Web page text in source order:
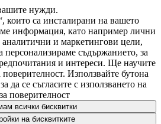
нужди.
които са инсталирани на вашето
информация, като например лични
и маркетингови цели,
персонализираме съдържанието, за
и интереси. Ще научите
Използвайте бутона
да се съгласите с използването на
поверителност
всички бисквитки
на бисквитките